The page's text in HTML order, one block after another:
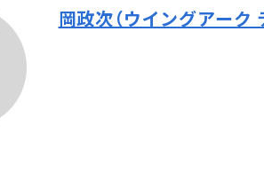
岡政次（ウイングアーク